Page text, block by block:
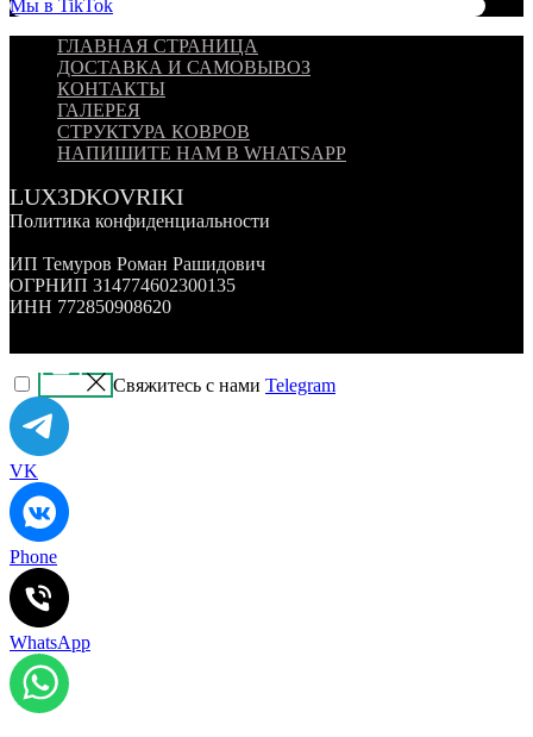
Мы в TikTok
ГЛАВНАЯ СТРАНИЦА
ДОСТАВКА И САМОВЫВОЗ
КОНТАКТЫ
ГАЛЕРЕЯ
СТРУКТУРА КОВРОВ
НАПИШИТЕ НАМ В WHATSAPP
LUX3DKOVRIKI
Политика конфиденциальности
ИП Темуров Роман Рашидович
ОГРНИП 314774602300135
ИНН 772850908620
Свяжитесь с нами Telegram
VK
Phone
WhatsApp